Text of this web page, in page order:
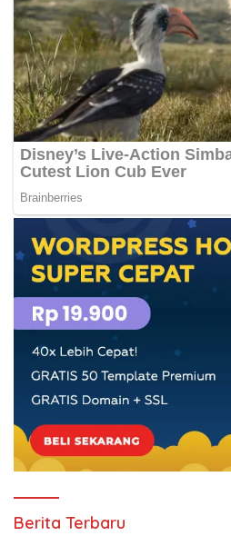
Berita Terbaru